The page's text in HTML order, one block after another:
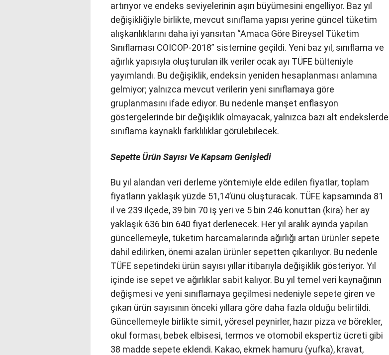
artırıyor ve endeks seviyelerinin aşırı büyümesini engelliyor. Baz yıl
değişikliğiyle birlikte, mevcut sınıflama yapısı yerine güncel tüketim
alışkanlıklarını daha iyi yansıtan “Amaca Göre Bireysel Tüketim
Sınıflaması COICOP-2018” sistemine geçildi. Yeni baz yıl, sınıflama ve
ağırlık yapısıyla oluşturulan ilk veriler ocak ayı TÜFE bülteniyle
yayımlandı. Bu değişiklik, endeksin yeniden hesaplanması anlamına
gelmiyor; yalnızca mevcut verilerin yeni sınıflamaya göre
gruplanmasını ifade ediyor. Bu nedenle manşet enflasyon
göstergelerinde bir değişiklik olmayacak, yalnızca bazı alt endekslerde
sınıflama kaynaklı farklılıklar görülebilecek.
Sepette Ürün Sayısı Ve Kapsam Genişledi
Bu yıl alandan veri derleme yöntemiyle elde edilen fiyatlar, toplam
fiyatların yaklaşık yüzde 51,14’ünü oluşturacak. TÜFE kapsamında 81
il ve 239 ilçede, 39 bin 70 iş yeri ve 5 bin 246 konuttan (kira) her ay
yaklaşık 636 bin 640 fiyat derlenecek. Her yıl aralık ayında yapılan
güncellemeyle, tüketim harcamalarında ağırlığı artan ürünler sepete
dahil edilirken, önemi azalan ürünler sepetten çıkarılıyor. Bu nedenle
TÜFE sepetindeki ürün sayısı yıllar itibarıyla değişiklik gösteriyor. Yıl
içinde ise sepet ve ağırlıklar sabit kalıyor. Bu yıl temel veri kaynağının
değişmesi ve yeni sınıflamaya geçilmesi nedeniyle sepete giren ve
çıkan ürün sayısının önceki yıllara göre daha fazla olduğu belirtildi.
Güncellemeyle birlikte simit, yöresel peynirler, hazır pizza ve börekler,
okul forması, bebek elbisesi, termos ve otomobil ekspertiz ücreti gibi
38 madde sepete eklendi. Kakao, ekmek hamuru (yufka), kravat,